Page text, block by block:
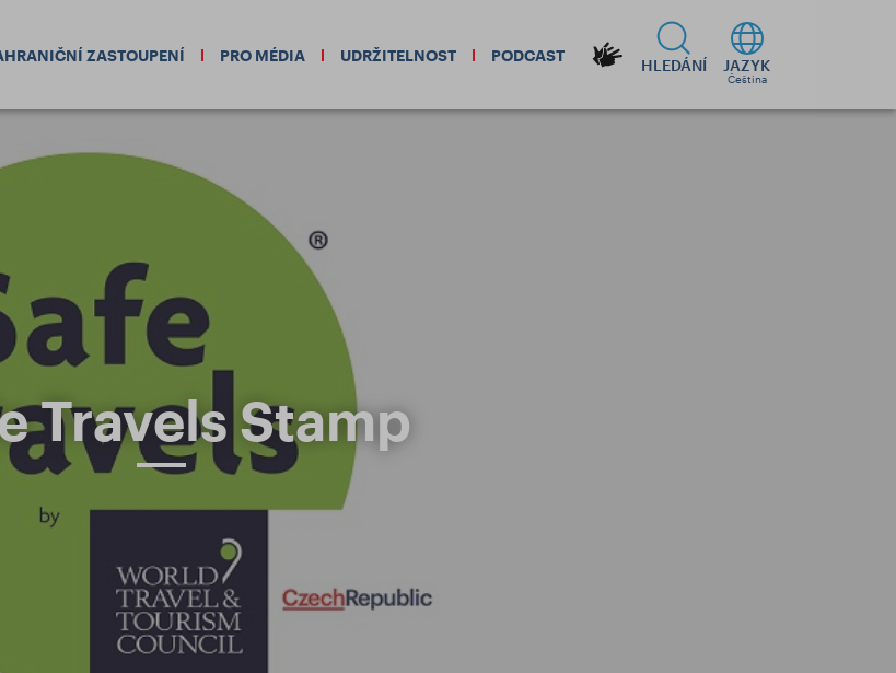
ZASTOUPENÍ PRO MÉDIA UDRŽITELNOST PODCAST
HLEDÁNÍ JAZYK
Čeština
Travels Stamp